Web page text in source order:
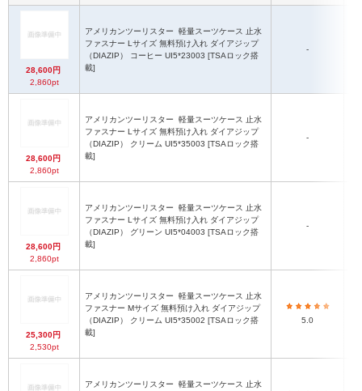
28,600円
2,860pt
アメリカンツーリスター
ファスナー Lサイズ 無料預け入れ ダイアジップ
（DIAZIP） コーヒー UI5*23003 [TSAロック搭
載]
-
28,600円
2,860pt
アメリカンツーリスター
ファスナー Lサイズ 無料預け入れ ダイアジップ
（DIAZIP） クリーム UI5*35003 [TSAロック搭
載]
-
28,600円
2,860pt
アメリカンツーリスター
ファスナー Lサイズ 無料預け入れ ダイアジップ
（DIAZIP） グリーン UI5*04003 [TSAロック搭
載]
-
25,300円
2,530pt
アメリカンツーリスター
ファスナー Mサイズ 無料預け入れ ダイアジップ
（DIAZIP） クリーム UI5*35002 [TSAロック搭
載]
5.0
アメリカンツーリスター